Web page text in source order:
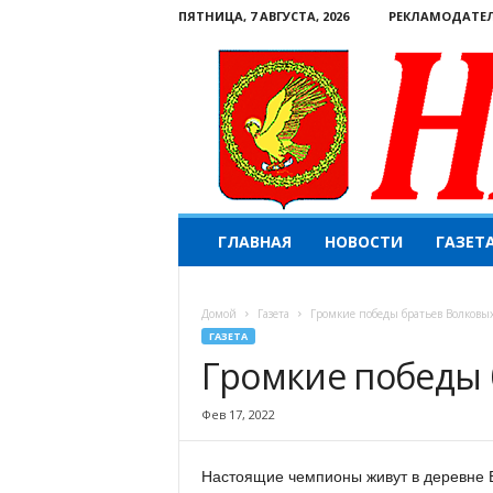
ПЯТНИЦА, 7 АВГУСТА, 2026
ш
ГЛАВНАЯ НОВОСТИ
Домой Газета Громкие победы братьев
ГАЗЕТА
Громкие победы
Фев 17, 2022
Настоящие чемпионы живут в деревне